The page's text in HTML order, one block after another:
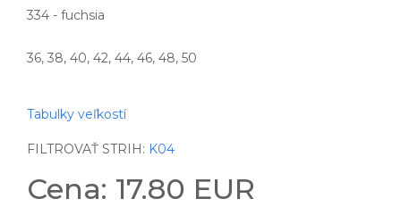
334 - fuchsia
36, 38, 40, 42, 44, 46, 48, 50
Tabulky veľkostí
FILTROVAŤ STRIH: K04
Cena: 17.80 EUR